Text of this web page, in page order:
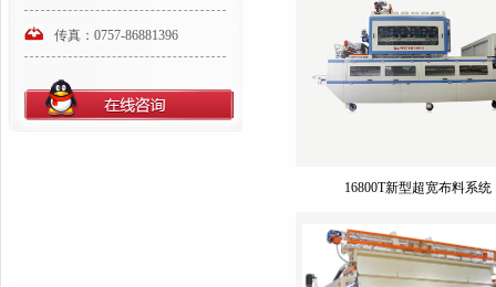
传真：0757-86881396
16800T新型超宽布料系统